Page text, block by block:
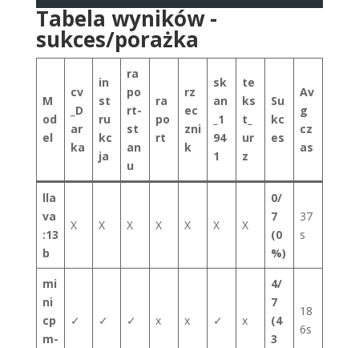
Tabela wyników -
sukces/porażka
M
od
el
cv
_D
ar
ka
in
st
ru
kc
ja
ra
po
rt-
st
an
u
ra
po
rt
rz
ec
zni
k
sk
an
_1
94
1
te
ks
t_
ur
z
Su
kc
es
Av
g
cz
as
lla
va
:13
b
X X X X X X X
0/
7
(0
%)
37
s
mi
ni
cp
m-
✓ ✓ ✓ x x ✓ x
4/
7
(4
3
18
6s